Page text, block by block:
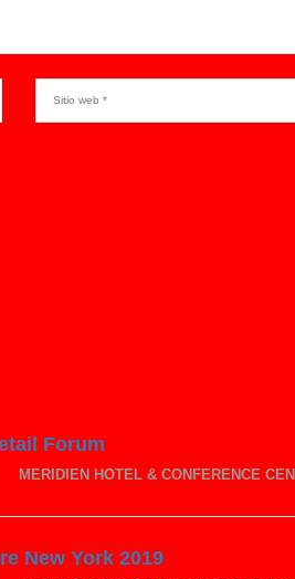
Forum
MERIDIEN HOTEL & CONFERENCE
New York 2019